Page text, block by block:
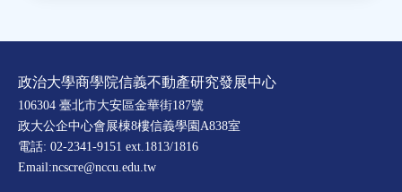
政治大學商學院信義不動產研究發展中心
106304 臺北市大安區金華街187號
政大公企中心會展棟8樓信義學園A838室
電話: 02-2341-9151 ext.1813/1816
Email:ncscre@nccu.edu.tw